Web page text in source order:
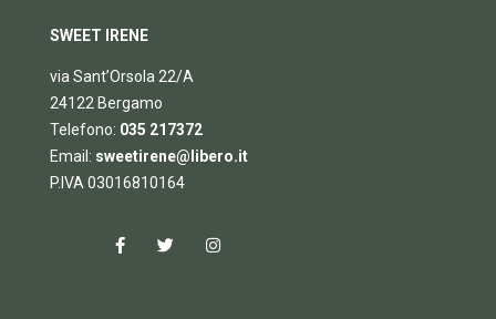
SWEET IRENE
via Sant’Orsola 22/A
24122 Bergamo
Telefono: 035 217372
Email: sweetirene@libero.it
P.IVA 03016810164